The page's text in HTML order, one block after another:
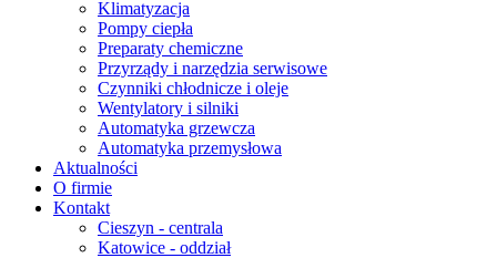
Klimatyzacja
Pompy ciepła
Preparaty chemiczne
Przyrządy i narzędzia serwisowe
Czynniki chłodnicze i oleje
Wentylatory i silniki
Automatyka grzewcza
Automatyka przemysłowa
Aktualności
O firmie
Kontakt
Cieszyn - centrala
Katowice - oddział